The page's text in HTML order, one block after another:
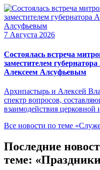
7 Августа 2026
Состоялась встреча
заместителем
Алексеем Алсуфьевым
Архипастырь и Алексей
спектр вопросов,
взаимодействия церковной
Все новости по теме
Последние
теме: